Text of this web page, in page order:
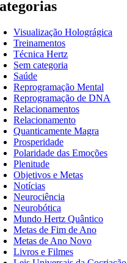
Visualização Holográgica
Treinamentos
Técnica Hertz
Sem categoria
Saúde
Reprogramação Mental
Reprogramação de DNA
Relacionamentos
Relacionamento
Quanticamente Magra
Prosperidade
Polaridade das Emoções
Plenitude
Objetivos e Metas
Notícias
Neurociência
Neurobótica
Mundo Hertz Quântico
Metas de Fim de Ano
Metas de Ano Novo
Livros e Filmes